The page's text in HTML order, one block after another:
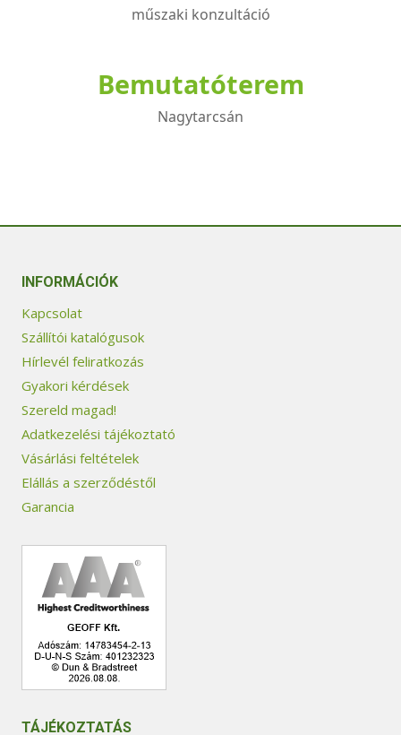
műszaki konzultáció
Bemutatóterem
Nagytarcsán
INFORMÁCIÓK
Kapcsolat
Szállítói katalógusok
Hírlevél feliratkozás
Gyakori kérdések
Szereld magad!
Adatkezelési tájékoztató
Vásárlási feltételek
Elállás a szerződéstől
Garancia
TÁJÉKOZTATÁS